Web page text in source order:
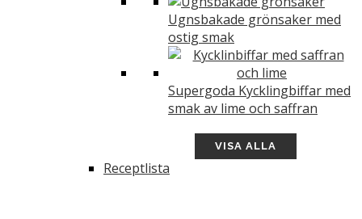
Ugnsbakade grönsaker med
ostig smak
Supergoda Kycklingbiffar med
smak av lime och saffran
VISA ALLA
Receptlista